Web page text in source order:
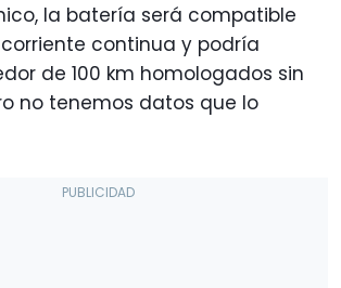
la batería será compatible
continua y podría
de 100 km homologados sin
no tenemos datos que lo